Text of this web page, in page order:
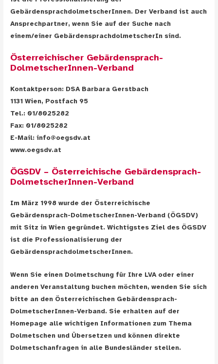
GebärdensprachdolmetscherInnen. Der Verband ist auch
Ansprechpartner, wenn Sie auf der Suche nach
einem/einer GebärdensprachdolmetscherIn sind.
Österreichischer Gebärdensprach-
DolmetscherInnen-Verband
Kontaktperson: DSA Barbara Gerstbach
1131 Wien, Postfach 95
Tel.: 01/8025282
Fax: 01/8025282
E-Mail: info@oegsdv.at
www.oegsdv.at
ÖGSDV – Österreichische Gebärdensprach-
DolmetscherInnen-Verband
Im März 1998 wurde der Österreichische
Gebärdensprach-DolmetscherInnen-Verband (ÖGSDV)
mit Sitz in Wien gegründet. Wichtigstes Ziel des ÖGSDV
ist die Professionalisierung der
GebärdensprachdolmetscherInnen.
Wenn Sie einen Dolmetschung für Ihre LVA oder einer
anderen Veranstaltung buchen möchten, wenden Sie sich
bitte an den Österreichischen Gebärdensprach-
DolmetscherInnen-Verband. Sie erhalten auf der
Homepage alle wichtigen Informationen zum Thema
Dolmetschen und Übersetzen und können direkte
Dolmetschanfragen in alle Bundesländer stellen.